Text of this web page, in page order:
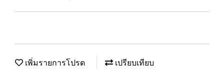
เพิ่มรายการโปรด เปรียบเทียบ